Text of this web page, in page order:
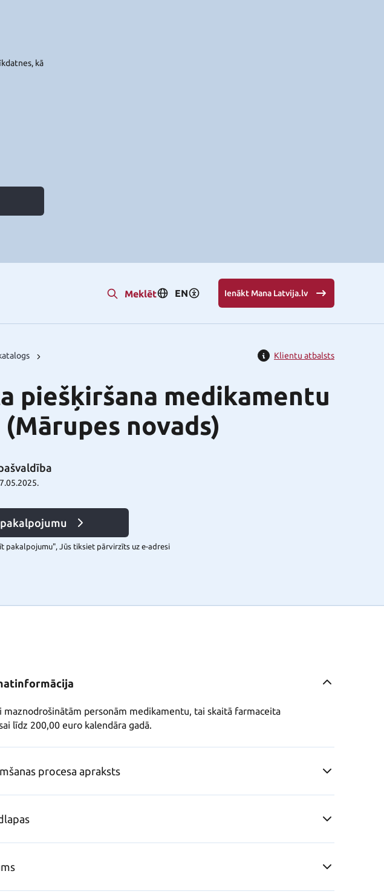
kā
Meklēt EN Ienākt Mana Latvija.lv
Klientu atbalsts
piešķiršana medikamentu
novads)
pakalpojumu", Jūs tiksiet pārvirzīts uz e-adresi
maznodrošinātām personām medikamentu, tai skaitā farmaceita
līdz 200,00 euro kalendāra gadā.
procesa apraksts